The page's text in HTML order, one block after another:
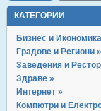
КАТЕГОРИИ
Бизнес и
Градове и Региони »
Заведения и
Здраве »
Интернет »
Компютри и